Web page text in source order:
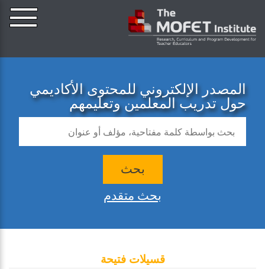
المصدر الإلكتروني للمحتوى الأكاديمي
حول تدريب المعلمين وتعليمهم
بحث
بحث متقدم
قسيلات فتيحة